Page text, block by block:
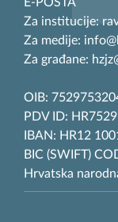
Za institucije:
Za medije:
Za građane:
OIB:
PDV ID:
IBAN: HR12
BIC (SWIFT)
Hrvatska